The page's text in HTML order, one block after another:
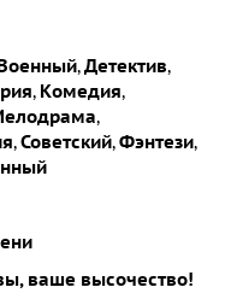
,Детектив,
, Комедия,
,
,Советский,Фэнтези,
ваше высочество!